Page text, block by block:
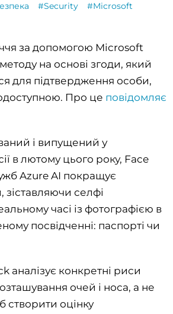
#Security
#Microsoft
за допомогою Microsoft
на основі згоди, який
для підтвердження особи,
Про це повідомляє
і випущений у
в лютому цього року, Face
Azure AI покращує
зіставляючи селфі
часі із фотографією в
посвідченні: паспорті чи
аналізує конкретні риси
очей і носа, а не
створити оцінку